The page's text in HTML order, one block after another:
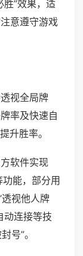
胜”效果，适
意遵守游戏
视全局牌
率及快速自
升胜率。
软件实现
功能，部分用
透视他人牌
动连接等技
号”。